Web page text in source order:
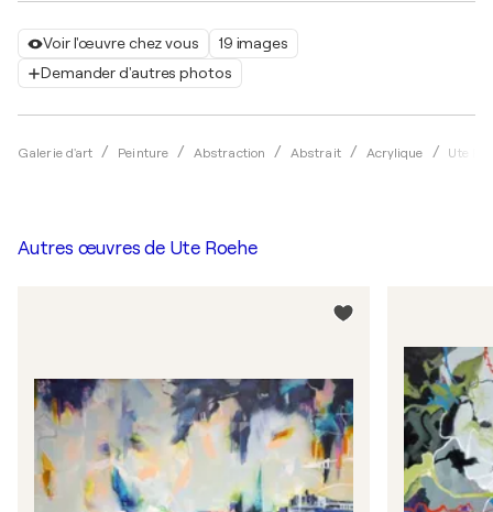
Voir l'œuvre chez vous
19 images
Demander d'autres photos
Galerie d'art Peinture Abstraction Abstrait Acrylique Ute
Autres œuvres de Ute Roehe